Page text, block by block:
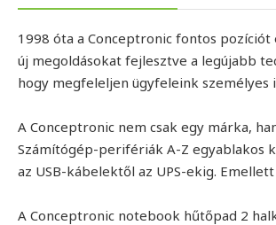
1998 óta a Conceptronic fontos
új megoldásokat fejlesztve a legújabb
hogy megfeleljen ügyfeleink személyes
A Conceptronic nem csak egy márka,
Számítógép-perifériák A-Z egyablakos
az USB-kábelektől az UPS-ekig.
A Conceptronic notebook hűtőpad 2